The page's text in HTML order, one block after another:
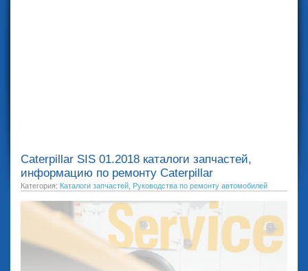
Caterpillar SIS 01.2018 каталоги запчастей,
информацию по ремонту Caterpillar
Категория: Каталоги запчастей Руководства по ремонту автомобилей